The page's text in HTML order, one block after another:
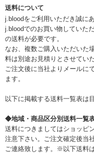
送料について
j.bloodをご利用いただき誠に
j.bloodでのお買い物していた
の送料が必要です。
なお、複数ご購入いただいた
料は別途お見積りとさせてい
ご注文後に当社よりメールに
ます。
以下に掲載する送料一覧表は
◆地域・商品区分別送料一覧表
送料につきましてはショッピ
注意下さい。ご注文確定後当
ご連絡致します。※以下送料